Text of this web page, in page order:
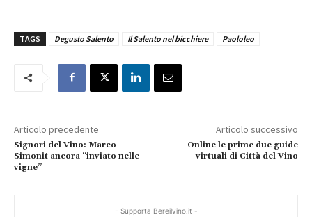
TAGS Degusto Salento Il Salento nel bicchiere Paololeo
Articolo precedente
Signori del Vino: Marco
Simonit ancora “inviato nelle
vigne”
Articolo successivo
Online le prime due guide
virtuali di Città del Vino
- Supporta Bereilvino.it -